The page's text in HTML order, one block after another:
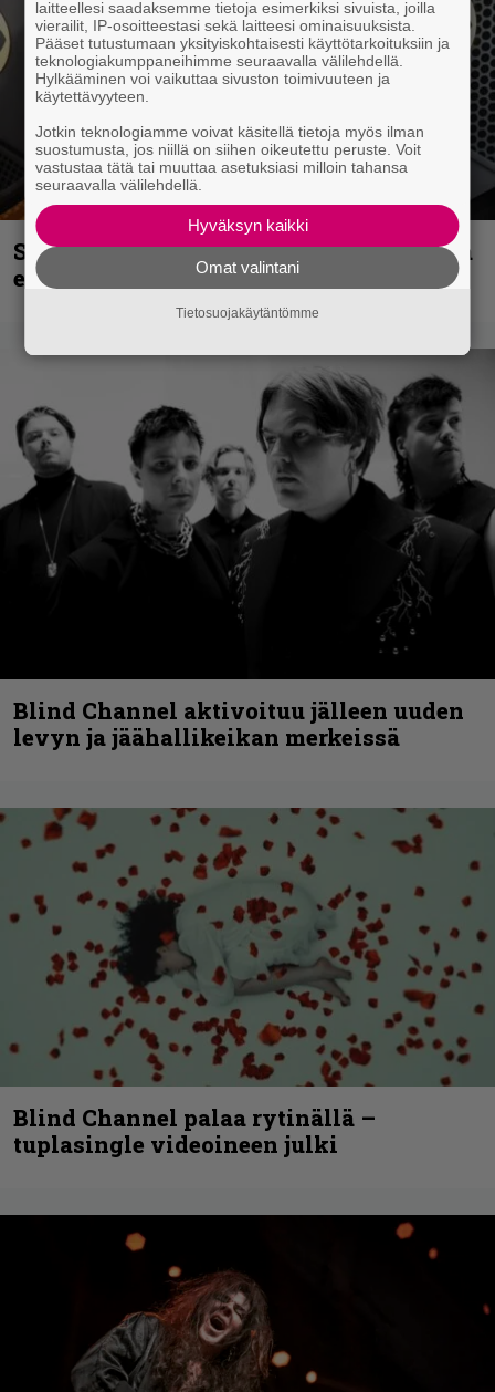
Sid Wilsonin käytös syynä Slipknotista
erottamiseen, raportoi TMZ
Blind Channel aktivoituu jälleen uuden
levyn ja jäähallikeikan merkeissä
Blind Channel palaa rytinällä –
tuplasingle videoineen julki
laitteellesi saadaksemme tietoja esimerkiksi sivuista, joilla
vierailit, IP-osoitteestasi sekä laitteesi ominaisuuksista.
Pääset tutustumaan yksityiskohtaisesti käyttötarkoituksiin ja
teknologiakumppaneihimme seuraavalla välilehdellä.
Hylkääminen voi vaikuttaa sivuston toimivuuteen ja
käytettävyyteen.
Jotkin teknologiamme voivat käsitellä tietoja myös ilman
suostumusta, jos niillä on siihen oikeutettu peruste. Voit
vastustaa tätä tai muuttaa asetuksiasi milloin tahansa
seuraavalla välilehdellä.
Hyväksyn kaikki
Omat valintani
Tietosuojakäytäntömme